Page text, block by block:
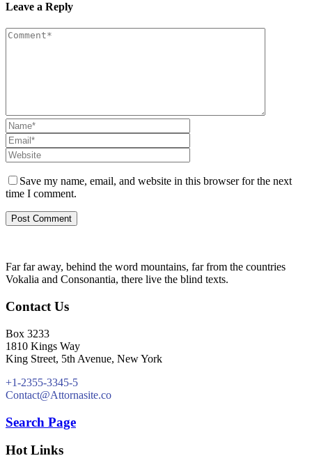
Leave a Reply
Save my name, email, and website in this browser for the next
time I comment.
Far far away, behind the word mountains, far from the countries
Vokalia and Consonantia, there live the blind texts.
Contact Us
Box 3233
1810 Kings Way
King Street, 5th Avenue, New York
+1-2355-3345-5
Contact@Attornasite.co
Search Page
Hot Links